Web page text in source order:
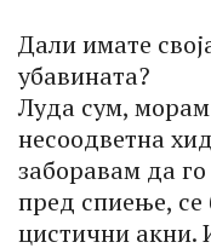
Дали имате
убавината?
Луда сум,
несоодветна
заборавам да
пред спиење, се
цистични акни.